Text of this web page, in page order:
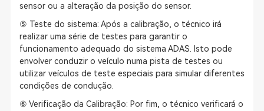
sensor ou a alteração da posição do sensor.
⑤ Teste do sistema: Após a calibração, o técnico irá
realizar uma série de testes para garantir o
funcionamento adequado do sistema ADAS. Isto pode
envolver conduzir o veículo numa pista de testes ou
utilizar veículos de teste especiais para simular diferentes
condições de condução.
⑥ Verificação da Calibração: Por fim, o técnico verificará o